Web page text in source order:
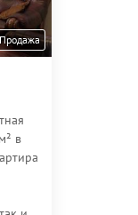
Продажа
в